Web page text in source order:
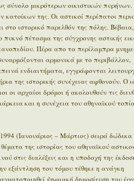
σύνολο μικρότερων οικιστικών
της. Οι αστικοί περίπατοι
ιστορικό παρελθόν της πόλης. Βέβαια,
πυκνό πέτασμα της σύγχρονης αστικής
Πέρα απο τα περίλαμπρα
αρμονικά με το περιβάλλον,
ενδιαιτήματα, εγγράφονται
της ιστορικής συνέχειας αφθονούν. Ο
οι αρχαίοι δρόμοι ή ακολουθούν τις
και η συνέχεια του αθηναϊκού
(Ιανουάριος – Μάρτιος) σειρά δώδεκα
της ιστορίας του αθηναϊκού
στις διαλέξεις και η υποδοχή της
εξάντληση του τόμου τέθηκε η ανάγκη
ψηφιακή δημοσίευση του